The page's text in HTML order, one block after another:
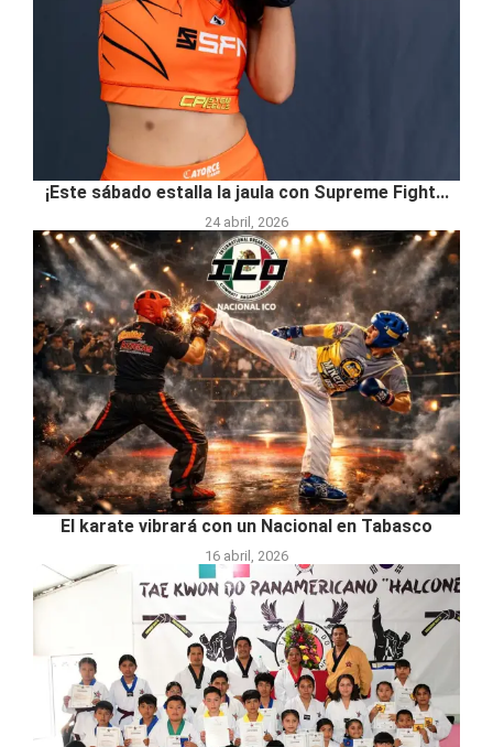
¡Este sábado estalla la jaula con Supreme Fight...
24 abril, 2026
El karate vibrará con un Nacional en Tabasco
16 abril, 2026